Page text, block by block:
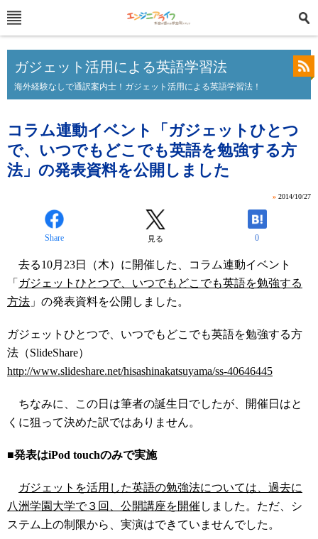
ガジェット活用による英語学習法
海外経験なしで通訳案内士！ガジェット活用による英語学習法！
コラム連動イベント「ガジェットひとつ
で、いつでもどこでも英語を勉強する方
法」の発表資料を公開しました
» 2014/10/27
Share 見る 0
去る10月23日（木）に開催した、コラム連動イベント
「 ガジェットひとつで、いつでもどこでも英語を勉強する
方法 」の発表資料を公開しました。
ガジェットひとつで、いつでもどこでも英語を勉強する方
法（SlideShare）
http://www.slideshare.net/hisashinakatsuyama/ss-40646445
ちなみに、この日は筆者の誕生日でしたが、開催日はと
くに狙って決めた訳ではありません。
■発表はiPod touchのみで実施
ガジェットを活用した英語の勉強法については、過去に
八洲学園大学で３回、公開講座を開催 しました。ただ、シ
ステム上の制限から、実演はできていませんでした。